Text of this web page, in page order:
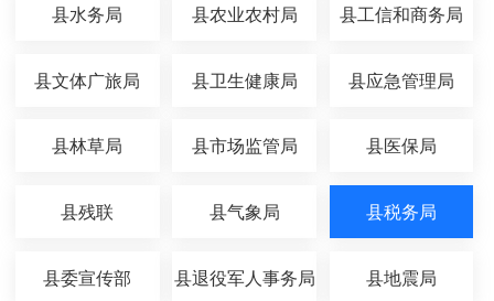
县水务局 县农业农村局 县工信和商务局
县文体广旅局 县卫生健康局 县应急管理局
县林草局 县市场监管局 县医保局
县残联 县气象局 县税务局
县委宣传部 县退役军人事务局 县地震局